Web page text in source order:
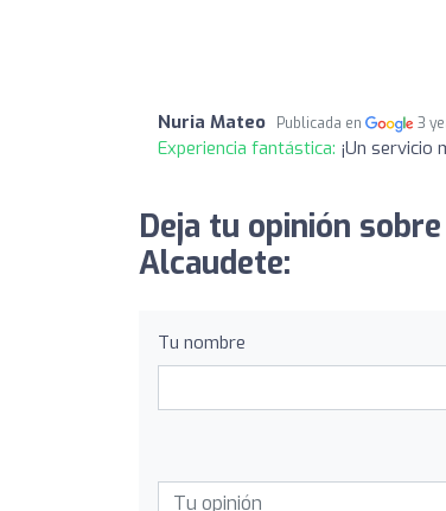
Nuria Mateo Publicada en 3
Experiencia fantástica: ¡Un servicio
Deja tu opinión
Alcaudete:
Tu nombre